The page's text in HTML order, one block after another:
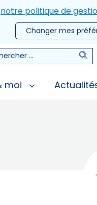
notre politique de
Changer mes
moi